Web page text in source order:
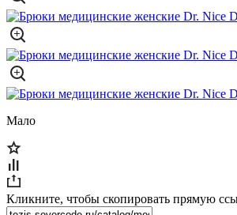
Мало
Кликните, чтобы скопировать прямую